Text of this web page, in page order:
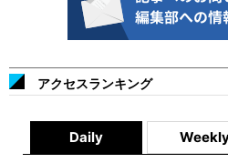
アクセスランキング
Daily